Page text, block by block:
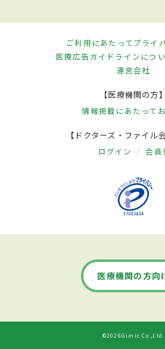
ご利用にあたってプライ
医療広告ガイドラインにつ
運営会社
【医療機関の方】
情報掲載にあたって
【ドクターズ・ファイル
ログイン 会員
医療機関の方向
©2026Gimic Co.,Ltd.